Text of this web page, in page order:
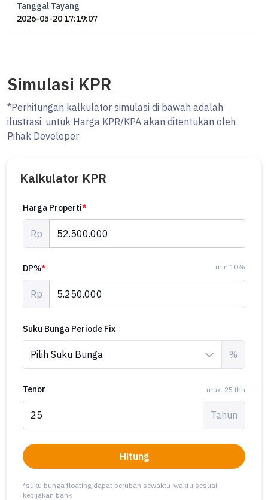
Tanggal Tayang
2026-05-20 17:19:07
Simulasi KPR
*Perhitungan kalkulator simulasi di bawah adalah
ilustrasi. untuk Harga KPR/KPA akan ditentukan oleh
Pihak Developer
Kalkulator KPR
Harga Properti*
Rp
DP%* min 10%
Rp
Suku Bunga Periode Fix
%
Tenor max. 25 thn
Tahun
Hitung
*suku bunga floating dapat berubah sewaktu-waktu sesuai
kebijakan bank